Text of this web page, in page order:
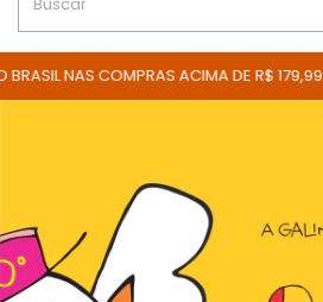
NAS COMPRAS ACIMA DE R$ 179,99 ✈